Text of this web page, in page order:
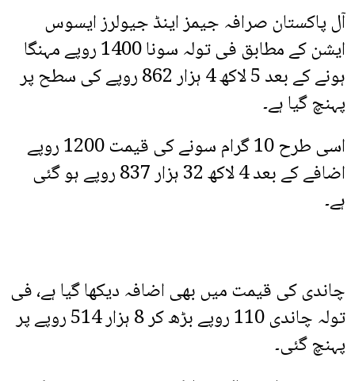
آل پاکستان صرافہ جیمز اینڈ جیولرز ایسوس
ایشن کے مطابق فی تولہ سونا 1400 روپے مہنگا
ہونے کے بعد 5 لاکھ 4 ہزار 862 روپے کی سطح پر
پہنچ گیا ہے۔
اسی طرح 10 گرام سونے کی قیمت 1200 روپے
اضافے کے بعد 4 لاکھ 32 ہزار 837 روپے ہو گئی
ہے۔
چاندی کی قیمت میں بھی اضافہ دیکھا گیا ہے، فی
تولہ چاندی 110 روپے بڑھ کر 8 ہزار 514 روپے پر
پہنچ گئی۔